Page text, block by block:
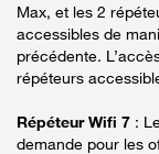
Max, et les 2
accessibles de
précédente.
répéteurs
Répéteur Wifi 7 :
demande pour les